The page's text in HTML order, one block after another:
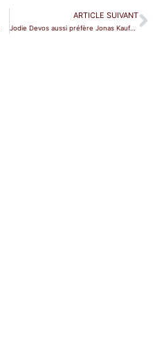
ARTICLE SUIVANT
Jodie Devos aussi préfère Jonas Kaufmann